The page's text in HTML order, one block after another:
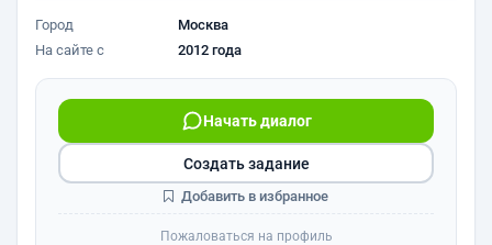
Город
Москва
На сайте с
2012 года
Начать диалог
Создать задание
Добавить в избранное
Пожаловаться на профиль